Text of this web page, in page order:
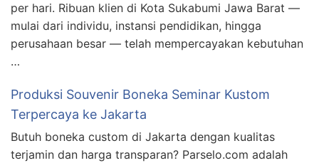
per hari. Ribuan klien di Kota Sukabumi Jawa Barat —
mulai dari individu, instansi pendidikan, hingga
perusahaan besar — telah mempercayakan kebutuhan
…
Produksi Souvenir Boneka Seminar Kustom
Terpercaya ke Jakarta
Butuh boneka custom di Jakarta dengan kualitas
terjamin dan harga transparan? Parselo.com adalah